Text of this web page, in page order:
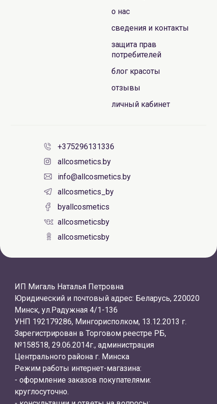
о нас
сведения и контакты
защита прав
потребителей
блог красоты
отзывы
личный кабинет
+375296131336
allcosmetics.by
info@allcosmetics.by
allcosmetics_by
byallcosmetics
allcosmeticsby
allcosmeticsby
ИП Мигаль Наталья Петровна
Юридический и почтовый адрес: Беларусь, 220020
Минск, ул.Радужная 4/1-136
УНП 192179286, Мингорисполком, 13.12.2013 г.
Зарегистрирован в Торговом реестре РБ,
№158518, 29.06.2014г., администрация
Центрального района г. Минска
Режим работы интернет-магазина:
- оформление заказов покупателями:
круглосуточно.